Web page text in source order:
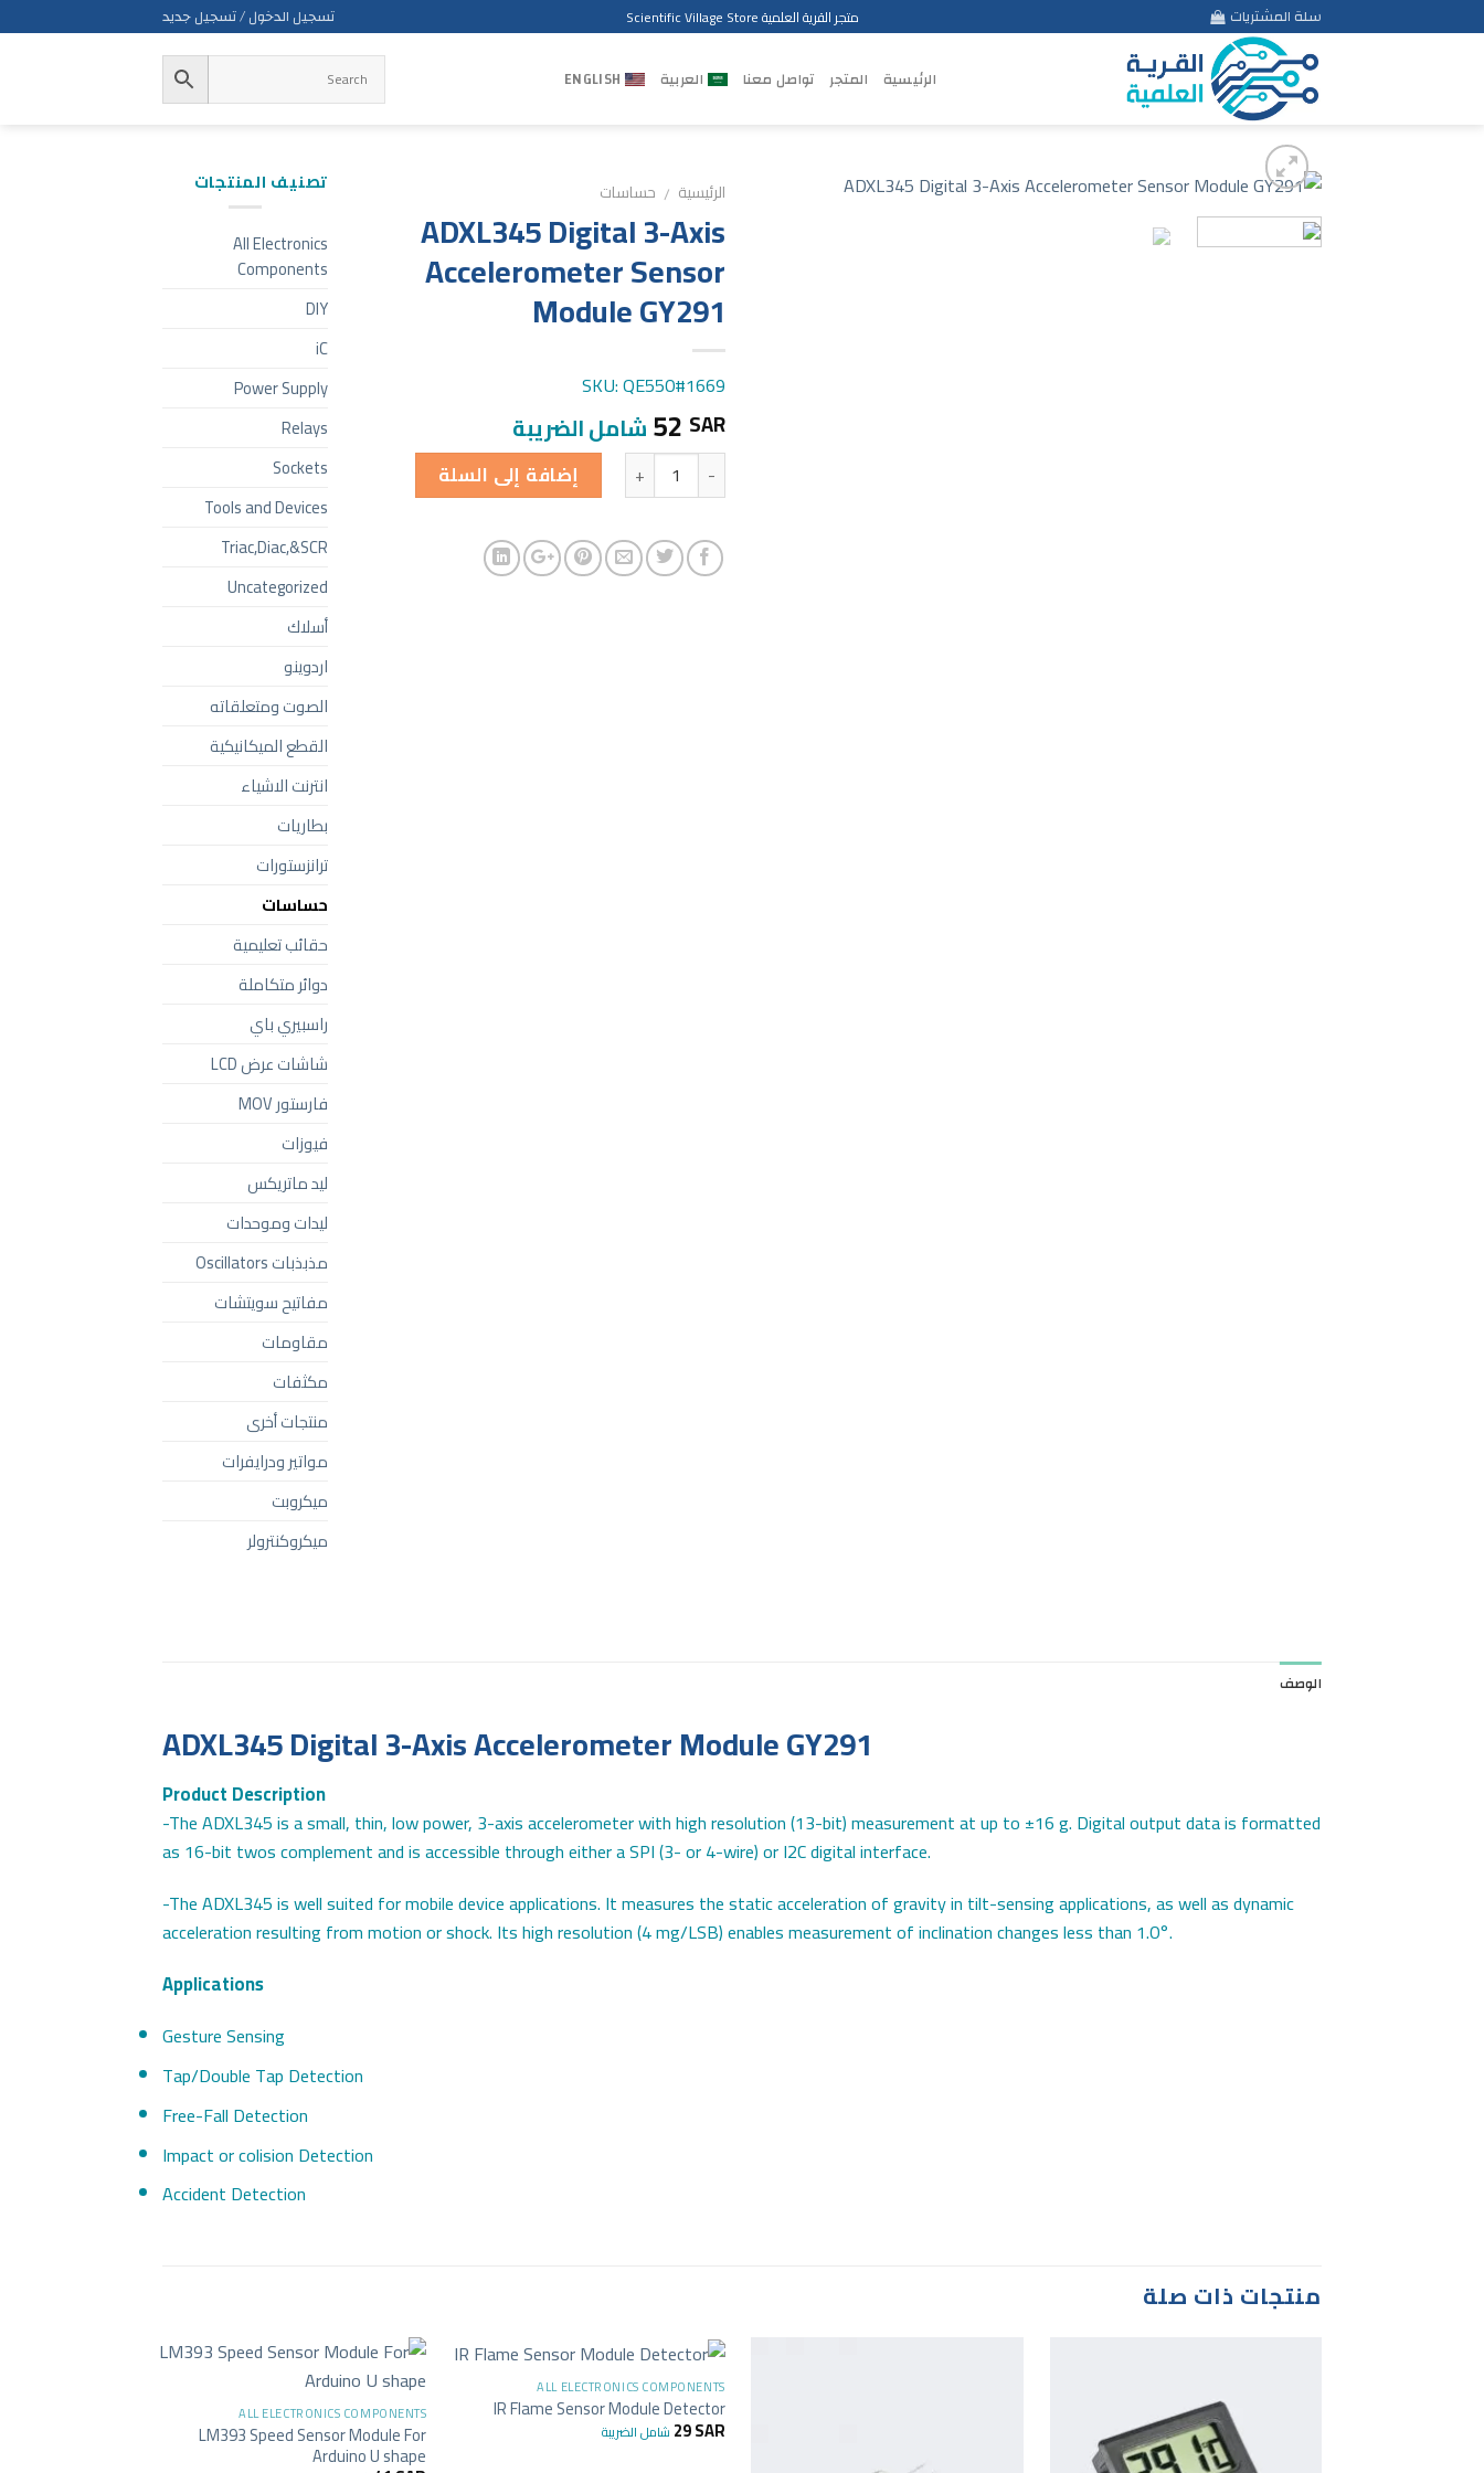
to
سلة المشتريات متجر القرية العلمية Scientific Village Store تسجيل الدخول / تسجيل جديد
الرئيسية المتجر تواصل معنا العربية ENGLISH
الرئيسية / حساسات
ADXL345 Digital 3-Axis
Accelerometer Sensor
Module GY291
SKU: QE550#1669
52 SAR شامل الضريبة
الكمية إضافة إلى السلة
تصنيف المنتجات
All Electronics
Components
DIY
iC
Power Supply
Relays
Sockets
Tools and Devices
Triac,Diac,&SCR
Uncategorized
أسلاك
اردوينو
الصوت ومتعلقاته
القطع الميكانيكية
انترنت الاشياء
بطاريات
ترانزستورات
حساسات
حقائب تعليمية
دوائر متكاملة
راسبيري باي
شاشات عرض LCD
فارستور MOV
فيوزات
ليد ماتريكس
ليدات وموحدات
مذبذبات Oscillators
مفاتيح سويتشات
مقاومات
مكثفات
منتجات أخرى
مواتير ودرايفرات
ميكروبت
ميكروكنترولر
الوصف
ADXL345 Digital 3-Axis Accelerometer Module GY291
Product Description
-The ADXL345 is a small, thin, low power, 3-axis accelerometer with high resolution (13-bit) measurement at up to ±16 g. Digital output data is formatted
as 16-bit twos complement and is accessible through either a SPI (3- or 4-wire) or I2C digital interface.
​-The ADXL345 is well suited for mobile device applications. It measures the static acceleration of gravity in tilt-sensing applications, as well as dynamic
acceleration resulting from motion or shock. Its high resolution (4 mg/LSB) enables measurement of inclination changes less than 1.0°.
Applications
Gesture Sensing
Tap/Double Tap Detection
Free-Fall Detection
Impact or colision Detection
Accident Detection
منتجات ذات صلة
+
ALL ELECTRONICS COMPONENTS
IR Flame Sensor Module Detector
29SAR شامل الضريبة
ALL ELECTRONICS COMPONENTS
LM393 Speed Sensor Module For
Arduino U shape